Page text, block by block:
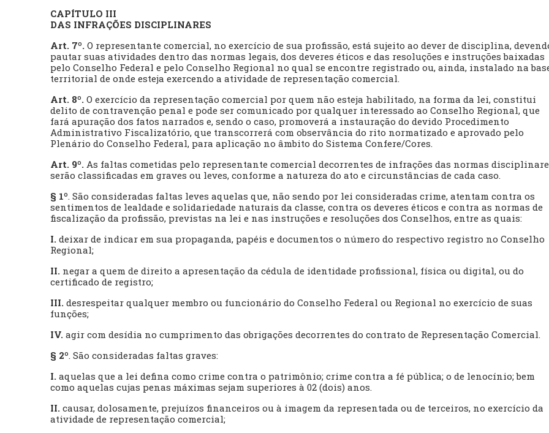
CAPÍTULO III
DAS INFRAÇÕES DISCIPLINARES
Art. 7º.O representante comercial, no exercício de sua profissão, está sujeito ao dever de disciplina,
pautar suas atividades dentro das normas legais, dos deveres éticos e das resoluções e instruções baixadas
pelo Conselho Federal e pelo Conselho Regional no qual se encontre registrado ou, ainda, instalado na
territorial de onde esteja exercendo a atividade de representação comercial.
Art. 8º.O exercício da representação comercial por quem não esteja habilitado, na forma da lei, constitui
delito de contravenção penal e pode ser comunicado por qualquer interessado ao Conselho Regional, que
fará apuração dos fatos narrados e, sendo o caso, promoverá a instauração do devido Procedimento
Administrativo Fiscalizatório, que transcorrerá com observância do rito normatizado e aprovado pelo
Plenário do Conselho Federal, para aplicação no âmbito do Sistema Confere/Cores.
Art. 9º.As faltas cometidas pelo representante comercial decorrentes de infrações das normas
serão classificadas em graves ou leves, conforme a natureza do ato e circunstâncias de cada caso.
§ 1º. São consideradas faltas leves aquelas que, não sendo por lei consideradas crime, atentam contra os
sentimentos de lealdade e solidariedade naturais da classe, contra os deveres éticos e contra as normas de
fiscalização da profissão, previstas na lei e nas instruções e resoluções dos Conselhos, entre as quais:
I. deixar de indicar em sua propaganda, papéis e documentos o número do respectivo registro no Conselho
Regional;
II. negar a quem de direito a apresentação da cédula de identidade profissional, física ou digital, ou do
certificado de registro;
III. desrespeitar qualquer membro ou funcionário do Conselho Federal ou Regional no exercício de suas
funções;
IV. agir com desídia no cumprimento das obrigações decorrentes do contrato de Representação Comercial.
§ 2º. São consideradas faltas graves:
I. aquelas que a lei defina como crime contra o patrimônio; crime contra a fé pública; o de lenocínio; bem
como aquelas cujas penas máximas sejam superiores à 02 (dois) anos.
II. causar, dolosamente, prejuízos financeiros ou à imagem da representada ou de terceiros, no exercício da
atividade de representação comercial;